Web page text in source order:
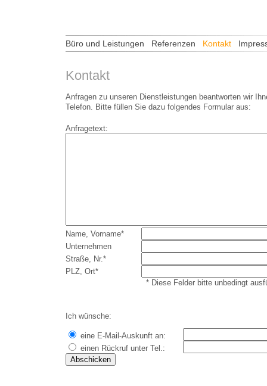
Kontakt
Anfragen zu unseren Dienstleistungen beantworten wir
Telefon. Bitte füllen Sie dazu folgendes Formular aus:
Anfragetext:
Name, Vorname*
Unternehmen
Straße, Nr.*
PLZ, Ort*
* Diese Felder bitte unbedingt
Ich wünsche:
eine E-Mail-Auskunft an:
einen Rückruf unter Tel.:
Büro und Leistungen Referenzen Kontakt